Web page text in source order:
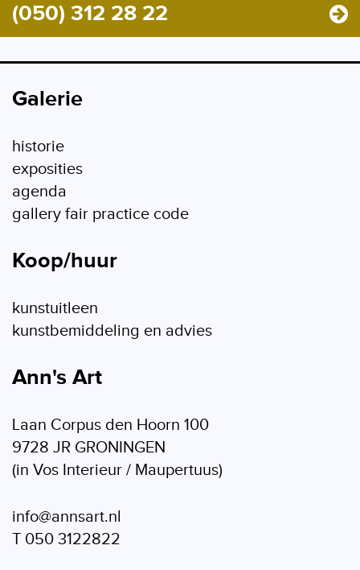
(050) 312 28 22
Galerie
historie
exposities
agenda
gallery fair practice code
Koop/huur
kunstuitleen
kunstbemiddeling en advies
Ann's Art
Laan Corpus den Hoorn 100
9728 JR GRONINGEN
(in Vos Interieur / Maupertuus)
info@annsart.nl
T 050 3122822